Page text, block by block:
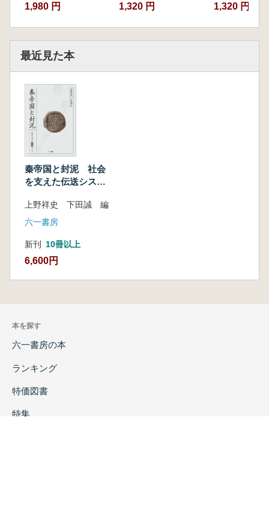
1,980 円 1,320 円 1,320 円
最近見た本
秦帝国と封泥 社会
を支えた伝送システ
上野祥史 下田誠 編
六一書房
新刊 10冊以上
6,600円
本を探す
六一書房の本
ランキング
特価図書
特集